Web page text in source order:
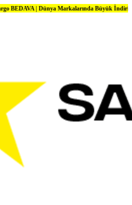
| Dünya Markalarında Büyük İndirimler